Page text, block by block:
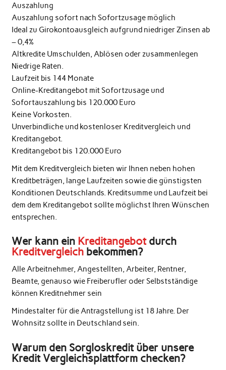
Auszahlung
Auszahlung sofort nach Sofortzusage möglich
Ideal zu Girokontoausgleich aufgrund niedriger Zinsen ab
– 0,4%
Altkredite Umschulden, Ablösen oder zusammenlegen
Niedrige Raten.
Laufzeit bis 144 Monate
Online-Kreditangebot mit Sofortzusage und
Sofortauszahlung bis 120.000 Euro
Keine Vorkosten.
Unverbindliche und kostenloser Kreditvergleich und
Kreditangebot.
Kreditangebot bis 120.000 Euro
Mit dem Kreditvergleich bieten wir Ihnen neben hohen
Kreditbeträgen, lange Laufzeiten sowie die günstigsten
Konditionen Deutschlands. Kreditsumme und Laufzeit bei
dem dem Kreditangebot sollte möglichst Ihren Wünschen
entsprechen.
Wer kann ein Kreditangebotdurch
Kreditvergleichbekommen?
Alle Arbeitnehmer, Angestellten, Arbeiter, Rentner,
Beamte, genauso wie Freiberufler oder Selbstständige
können Kreditnehmer sein
Mindestalter für die Antragstellung ist 18 Jahre. Der
Wohnsitz sollte in Deutschland sein.
Warum den Sorgloskredit über unsere
Kredit Vergleichsplattform checken?